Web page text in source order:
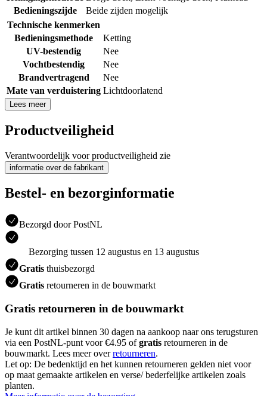
Bedieningszijde
Beide zijden mogelijk
Technische kenmerken
Bedieningsmethode
Ketting
UV-bestendig
Nee
Vochtbestendig
Nee
Brandvertragend
Nee
Mate van verduistering Lichtdoorlatend
Lees meer
Productveiligheid
Verantwoordelijk voor productveiligheid zie
informatie over de fabrikant
Bestel- en bezorginformatie
Bezorgd door PostNL
Bezorging tussen 12 augustus en 13 augustus
Gratis thuisbezorgd
Gratis retourneren in de bouwmarkt
Gratis retourneren in de bouwmarkt
Je kunt dit artikel binnen 30 dagen na aankoop naar ons terugsturen
via een PostNL-punt voor €4.95 ofgratis retourneren in de
bouwmarkt. Lees meer overretourneren.
Let op: De bedenktijd en het kunnen retourneren gelden niet voor
op maat gemaakte artikelen en verse/ bederfelijke artikelen zoals
planten.